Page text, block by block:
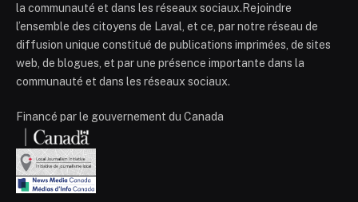
la communauté et dans les réseaux sociaux.Rejoindre
l’ensemble des citoyens de Laval, et ce, par notre réseau de
diffusion unique constitué de publications imprimées, de sites
web, de blogues, et par une présence importante dans la
communauté et dans les réseaux sociaux.
Financé par le gouvernement du Canada